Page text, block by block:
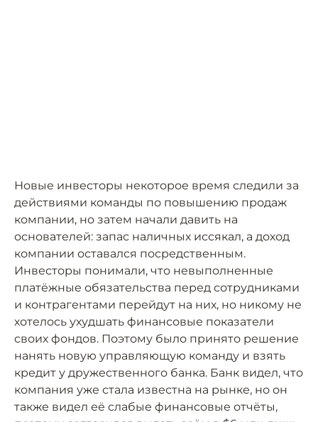
Новые инвесторы некоторое время следили за
действиями команды по повышению продаж
компании, но затем начали давить на
основателей: запас наличных иссякал, а доход
компании оставался посредственным.
Инвесторы понимали, что невыполненные
платёжные обязательства перед сотрудниками
и контрагентами перейдут на них, но никому не
хотелось ухудшать финансовые показатели
своих фондов. Поэтому было принято решение
нанять новую управляющую команду и взять
кредит у дружественного банка. Банк видел, что
компания уже стала известна на рынке, но он
также видел её слабые финансовые отчёты,